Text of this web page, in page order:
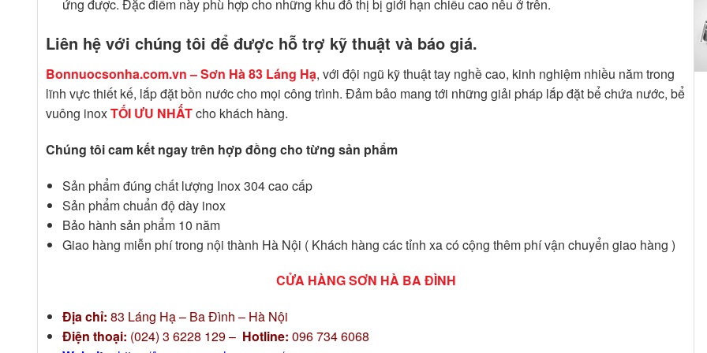
ứng được. Đặc điểm này phù hợp cho những khu đô thị bị giới hạn chiều cao nêu ở trên.
Liên hệ với chúng tôi để được hỗ trợ kỹ thuật và báo giá.
Bonnuocsonha.com.vn – Sơn Hà 83 Láng Hạ, với đội ngũ kỹ thuật tay nghề cao, kinh nghiệm nhiều năm trong
lĩnh vực thiết kế, lắp đặt bồn nước cho mọi công trình. Đảm bảo mang tới những giải pháp lắp đặt bể chứa nước, bể
vuông inoxTỐI ƯU NHẤTcho khách hàng.
Chúng tôi cam kết ngay trên hợp đồng cho từng sản phẩm
Sản phẩm đúng chất lượng Inox 304 cao cấp
Sản phẩm chuẩn độ dày inox
Bảo hành sản phẩm 10 năm
Giao hàng miễn phí trong nội thành Hà Nội ( Khách hàng các tỉnh xa có cộng thêm phí vận chuyển giao hàng )
CỬA HÀNG SƠN HÀ BA ĐÌNH
Địa chỉ: 83 Láng Hạ – Ba Đình – Hà Nội
Điện thoại: (024) 3 6228 129 – Hotline: 096 734 6068